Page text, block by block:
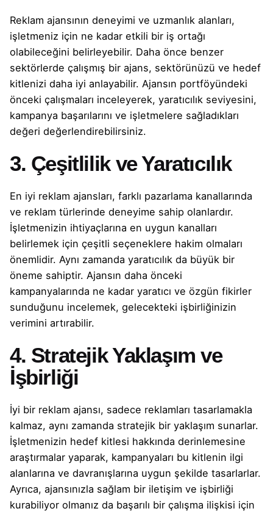
Reklam ajansının deneyimi ve uzmanlık alanları,
işletmeniz için ne kadar etkili bir iş ortağı
olabileceğini belirleyebilir. Daha önce benzer
sektörlerde çalışmış bir ajans, sektörünüzü ve hedef
kitlenizi daha iyi anlayabilir. Ajansın portföyündeki
önceki çalışmaları inceleyerek, yaratıcılık seviyesini,
kampanya başarılarını ve işletmelere sağladıkları
değeri değerlendirebilirsiniz.
3. Çeşitlilik ve Yaratıcılık
En iyi reklam ajansları, farklı pazarlama kanallarında
ve reklam türlerinde deneyime sahip olanlardır.
İşletmenizin ihtiyaçlarına en uygun kanalları
belirlemek için çeşitli seçeneklere hakim olmaları
önemlidir. Aynı zamanda yaratıcılık da büyük bir
öneme sahiptir. Ajansın daha önceki
kampanyalarında ne kadar yaratıcı ve özgün fikirler
sunduğunu incelemek, gelecekteki işbirliğinizin
verimini artırabilir.
4. Stratejik Yaklaşım ve
İşbirliği
İyi bir reklam ajansı, sadece reklamları tasarlamakla
kalmaz, aynı zamanda stratejik bir yaklaşım sunarlar.
İşletmenizin hedef kitlesi hakkında derinlemesine
araştırmalar yaparak, kampanyaları bu kitlenin ilgi
alanlarına ve davranışlarına uygun şekilde tasarlarlar.
Ayrıca, ajansınızla sağlam bir iletişim ve işbirliği
kurabiliyor olmanız da başarılı bir çalışma ilişkisi için